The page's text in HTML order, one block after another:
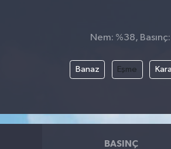
Nem: %38,
Banaz Eşme
BASINÇ